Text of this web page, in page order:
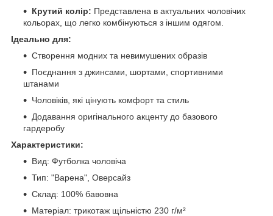
Крутий колір: Представлена в актуальних чоловічих
кольорах, що легко комбінуються з іншим одягом.
Ідеально для:
Створення модних та невимушених образів
Поєднання з джинсами, шортами, спортивними
штанами
Чоловіків, які цінують комфорт та стиль
Додавання оригінального акценту до базового
гардеробу
Характеристики:
Вид: Футболка чоловіча
Тип: "Варена", Оверсайз
Склад: 100% бавовна
Матеріал: трикотаж щільністю 230 г/м²